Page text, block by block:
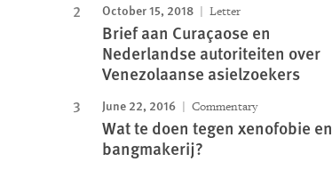
October 15, 2018 Letter
Brief aan Curaçaose en
Nederlandse autoriteiten over
Venezolaanse asielzoekers
June 22, 2016 Commentary
Wat te doen tegen xenofobie en
bangmakerij?